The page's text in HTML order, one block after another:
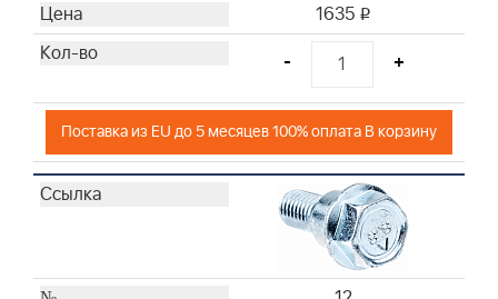
1635 i
- +
Поставка из EU до 5 месяцев 100% оплата В корзину